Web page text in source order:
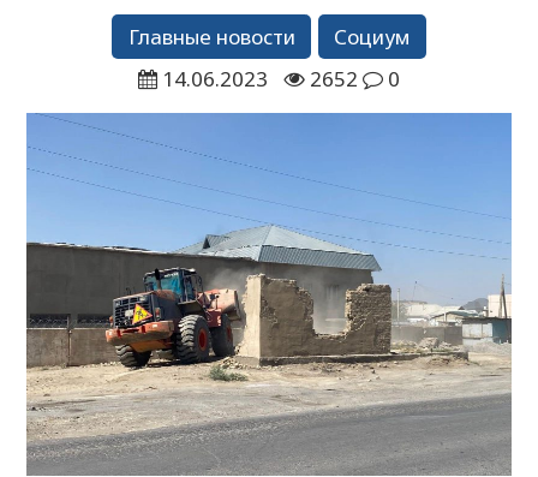
Главные новости
Социум
14.06.2023
2652 0